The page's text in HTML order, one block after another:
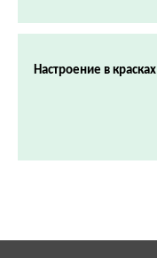
Настроение в красках